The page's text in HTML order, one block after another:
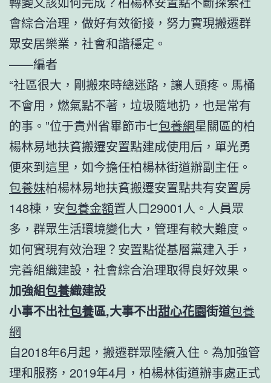
會綜合治理，做好有效銜接，努力實現搬遷群
眾安居樂業，社會和諧穩定。
——編者
“社區很大，剛搬來時總迷路，讓人頭疼。馬桶
不會用，燃氣點不著，垃圾隨地扔，也是常有
的事。”位于貴州省畢節市七包養網星關區的柏
楊林易地扶貧搬遷安置點建成使用后，單光勇
便來到這里，如今擔任柏楊林街道辦副主任。
包養妹柏楊林易地扶貧搬遷安置點共有安置房
148棟，安包養金額置人口29001人。人員眾
多，群眾生活環境變化大，管理有較大難度。
如何實現有效治理？安置點從基層黨建入手，
完善組織建設，社會綜合治理取得良好效果。
加強組包養織建設
小事不出社包養區,大事不出甜心花園街道包養
網
自2018年6月起，搬遷群眾陸續入住。為加強管
理和服務，2019年4月，柏楊林街道辦事處正式